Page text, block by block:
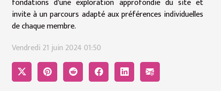
invite à un parcours adapté aux préférences individuelles
de chaque membre.
Vendredi 21 juin 2024 01:50